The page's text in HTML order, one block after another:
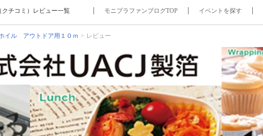
チコミ）レビュー一覧 モニプラファンブログTOP イベントを探す
イル アウトドア用１０ｍ レビュー